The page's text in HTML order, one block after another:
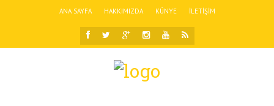
ANA SAYFA HAKKIMIZDA KÜNYE İLETIŞIM